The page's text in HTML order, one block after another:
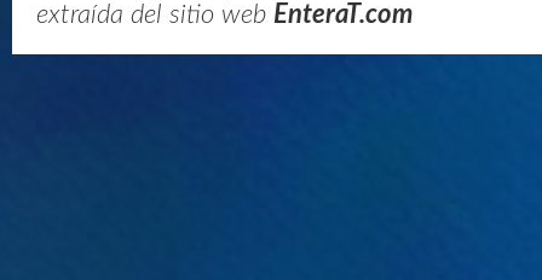
extraída del sitio web EnteraT.com